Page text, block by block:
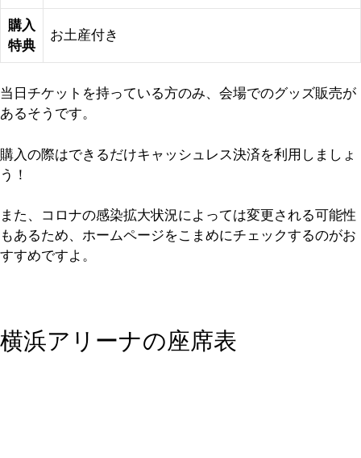
購入
特典
お土産付き
当日チケットを持っている方のみ、会場でのグッズ販売が
あるそうです。
購入の際はできるだけキャッシュレス決済を利用しましょ
う！
また、コロナの感染拡大状況によっては変更される可能性
もあるため、ホームページをこまめにチェックするのがお
すすめですよ。
横浜アリーナの座席表